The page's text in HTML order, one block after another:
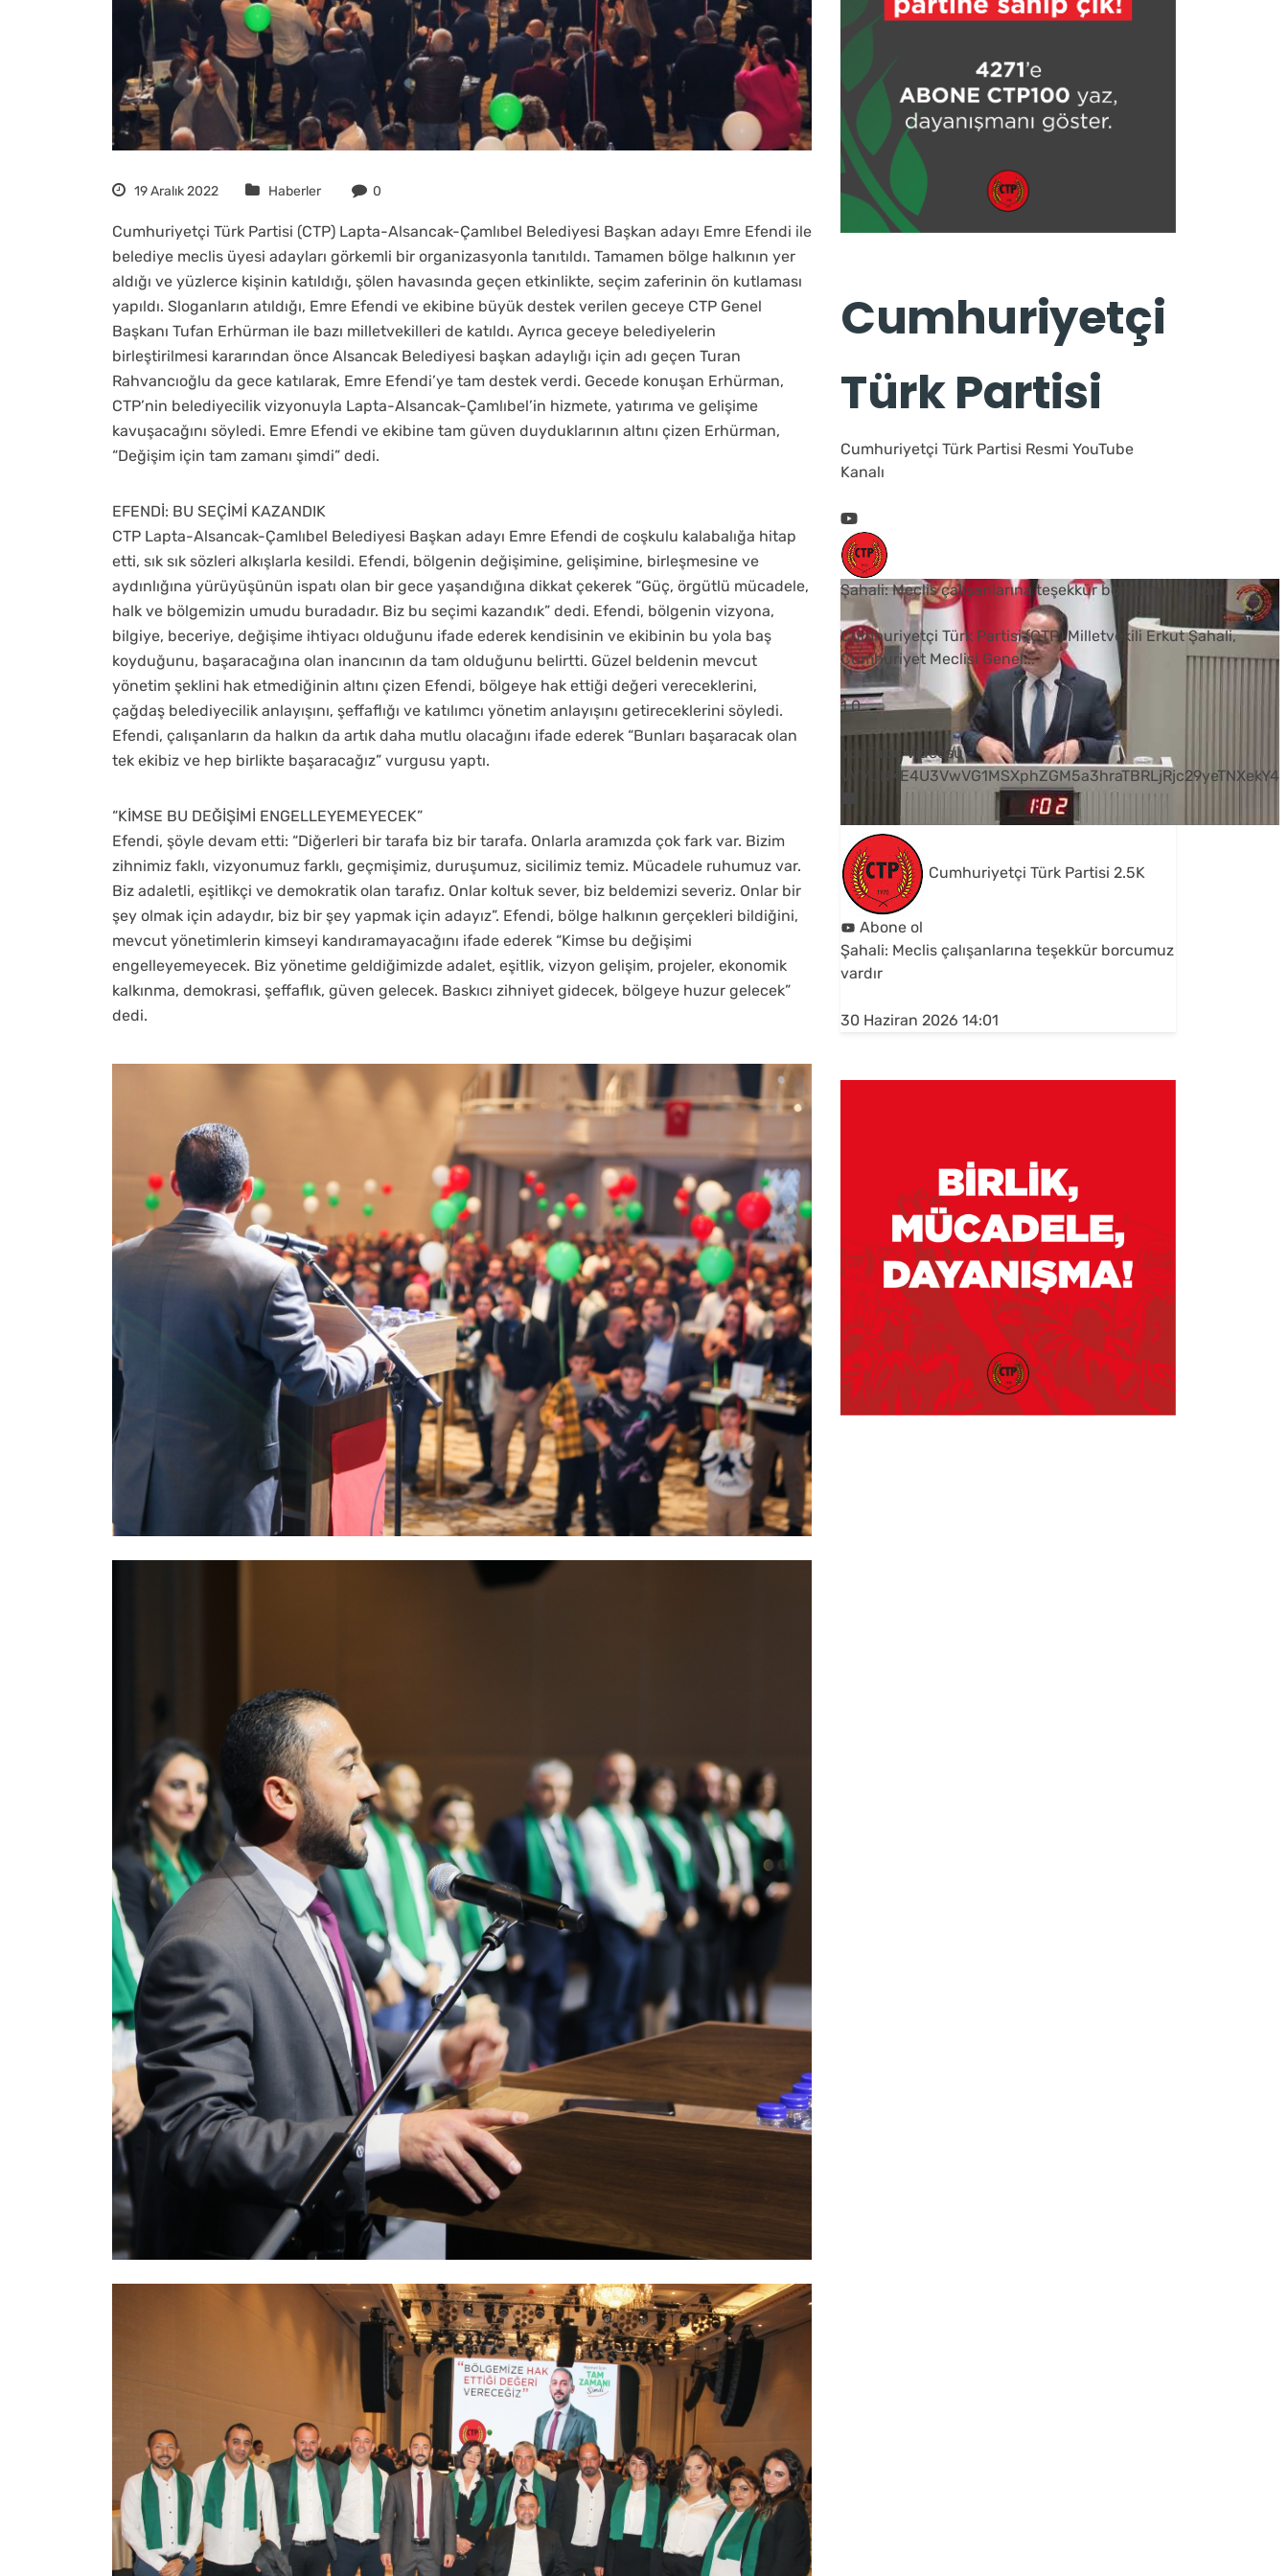
19 Aralık 2022 Haberler 0
Cumhuriyetçi Türk Partisi (CTP) Lapta-Alsancak-Çamlıbel Belediyesi Başkan adayı Emre Efendi ile
belediye meclis üyesi adayları görkemli bir organizasyonla tanıtıldı. Tamamen bölge halkının yer
aldığı ve yüzlerce kişinin katıldığı, şölen havasında geçen etkinlikte, seçim zaferinin ön kutlaması
yapıldı. Sloganların atıldığı, Emre Efendi ve ekibine büyük destek verilen geceye CTP Genel
Başkanı Tufan Erhürman ile bazı milletvekilleri de katıldı. Ayrıca geceye belediyelerin
birleştirilmesi kararından önce Alsancak Belediyesi başkan adaylığı için adı geçen Turan
Rahvancıoğlu da gece katılarak, Emre Efendi’ye tam destek verdi. Gecede konuşan Erhürman,
CTP’nin belediyecilik vizyonuyla Lapta-Alsancak-Çamlıbel’in hizmete, yatırıma ve gelişime
kavuşacağını söyledi. Emre Efendi ve ekibine tam güven duyduklarının altını çizen Erhürman,
“Değişim için tam zamanı şimdi” dedi.
EFENDİ: BU SEÇİMİ KAZANDIK
CTP Lapta-Alsancak-Çamlıbel Belediyesi Başkan adayı Emre Efendi de coşkulu kalabalığa hitap
etti, sık sık sözleri alkışlarla kesildi. Efendi, bölgenin değişimine, gelişimine, birleşmesine ve
aydınlığına yürüyüşünün ispatı olan bir gece yaşandığına dikkat çekerek “Güç, örgütlü mücadele,
halk ve bölgemizin umudu buradadır. Biz bu seçimi kazandık” dedi. Efendi, bölgenin vizyona,
bilgiye, beceriye, değişime ihtiyacı olduğunu ifade ederek kendisinin ve ekibinin bu yola baş
koyduğunu, başaracağına olan inancının da tam olduğunu belirtti. Güzel beldenin mevcut
yönetim şeklini hak etmediğinin altını çizen Efendi, bölgeye hak ettiği değeri vereceklerini,
çağdaş belediyecilik anlayışını, şeffaflığı ve katılımcı yönetim anlayışını getireceklerini söyledi.
Efendi, çalışanların da halkın da artık daha mutlu olacağını ifade ederek “Bunları başaracak olan
tek ekibiz ve hep birlikte başaracağız” vurgusu yaptı.
“KİMSE BU DEĞİŞİMİ ENGELLEYEMEYECEK”
Efendi, şöyle devam etti: “Diğerleri bir tarafa biz bir tarafa. Onlarla aramızda çok fark var. Bizim
zihnimiz faklı, vizyonumuz farklı, geçmişimiz, duruşumuz, sicilimiz temiz. Mücadele ruhumuz var.
Biz adaletli, eşitlikçi ve demokratik olan tarafız. Onlar koltuk sever, biz beldemizi severiz. Onlar bir
şey olmak için adaydır, biz bir şey yapmak için adayız”. Efendi, bölge halkının gerçekleri bildiğini,
mevcut yönetimlerin kimseyi kandıramayacağını ifade ederek “Kimse bu değişimi
engelleyemeyecek. Biz yönetime geldiğimizde adalet, eşitlik, vizyon gelişim, projeler, ekonomik
kalkınma, demokrasi, şeffaflık, güven gelecek. Baskıcı zihniyet gidecek, bölgeye huzur gelecek”
dedi.
Cumhuriyetçi
Türk Partisi
Cumhuriyetçi Türk Partisi Resmi YouTube
Kanalı
Şahali: Meclis çalışanlarına teşekkür borcumuz vardır
Cumhuriyetçi Türk Partisi (CTP) Milletvekili Erkut Şahali,
Cumhuriyet Meclisi Genel...
1 0
YouTube Videosu
VVVUNXE4U3VwVG1MSXphZGM5a3hraTBRLjRjc29yeTNXekY4
Cumhuriyetçi Türk Partisi 2.5K
Abone ol
Şahali: Meclis çalışanlarına teşekkür borcumuz
vardır
30 Haziran 2026 14:01